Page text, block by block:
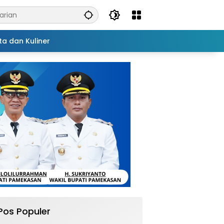
dan Kuliner
Populer